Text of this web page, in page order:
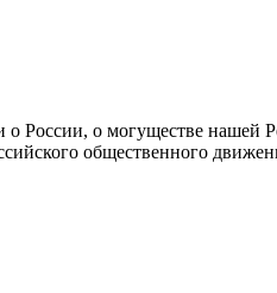
о России, о могуществе нашей
общественного